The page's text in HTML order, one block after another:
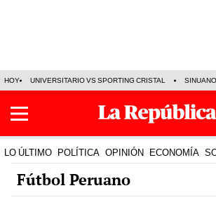
HOY UNIVERSITARIO VS SPORTING CRISTAL
LO ÚLTIMO POLÍTICA OPINIÓN ECONOMÍA
Fútbol Peruano